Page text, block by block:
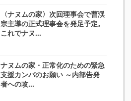
〈ナヌムの家〉次回理事会で曹渓
宗主導の正式理事会を発足予定。
これでナヌ...
ナヌムの家・正常化のための緊急
支援カンパのお願い ～内部告発
者への攻...